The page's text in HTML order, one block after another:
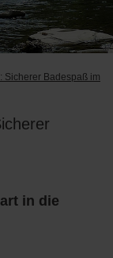
Sicherer Badespaß im
in die